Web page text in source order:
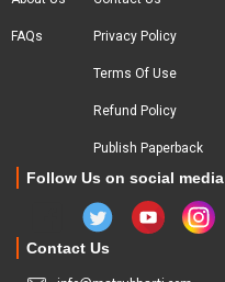
FAQs Privacy Policy
Terms Of Use
Refund Policy
Publish Paperback
Follow Us on social media
Contact Us